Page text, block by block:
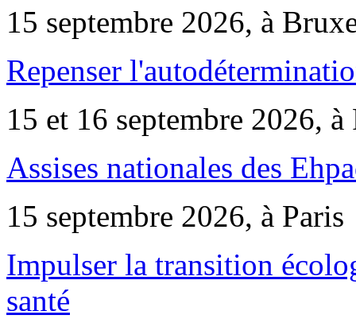
15 septembre 2026, à
Repenser
15 et 16 septembre 2026, à
Assises nationales des
15 septembre 2026, à Paris
Impulser la transition
santé